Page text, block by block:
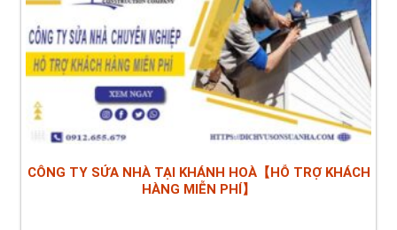
CÔNG TY SỬA NHÀ TẠI KHÁNH HOÀ【HỖ TRỢ KHÁCH
HÀNG MIỄN PHÍ】